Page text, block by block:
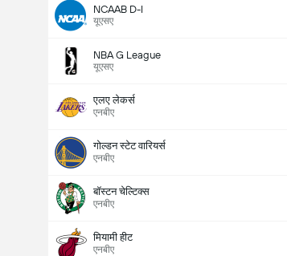
NCAAB D-I
यूएसए
NBA G League
यूएसए
एलए लेकर्स
एनबीए
गोल्डन स्टेट वारियर्स
एनबीए
बॉस्टन चेल्टिक्स
एनबीए
मियामी हीट
एनबीए